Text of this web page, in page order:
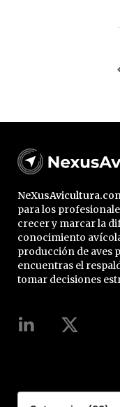
para los
crecer y marcar la
conocimiento
producción de aves
encuentras el
tomar decisiones